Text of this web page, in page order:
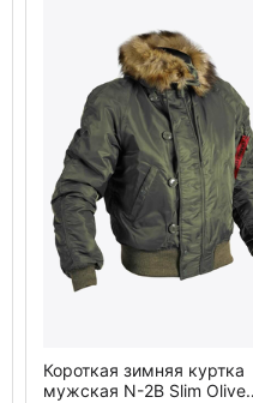
Короткая зимняя куртка
мужская N-2B Slim Olive